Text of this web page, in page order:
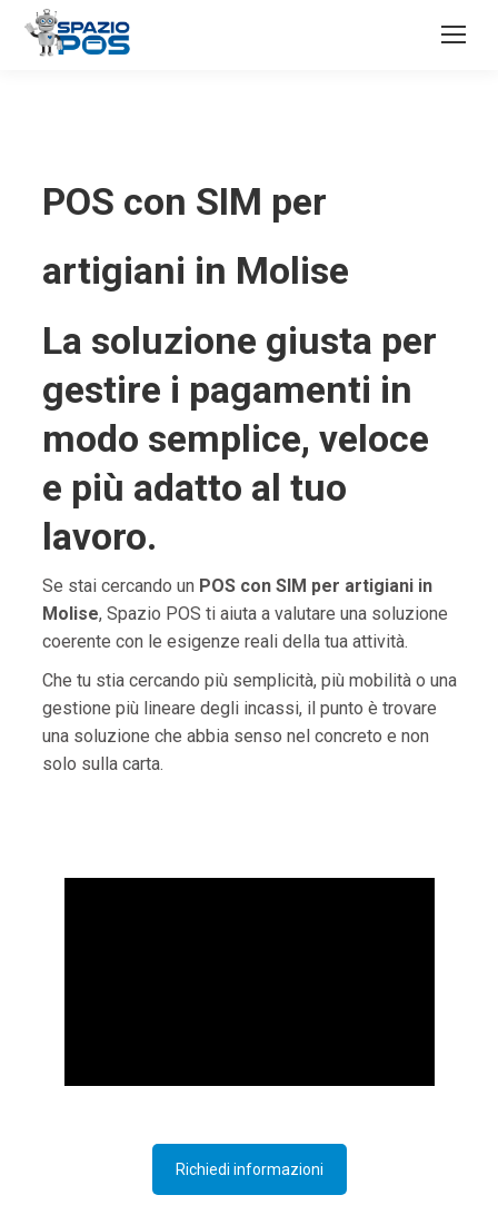
POS con SIM per
artigiani in Molise
La soluzione giusta per
gestire i pagamenti in
modo semplice, veloce
e più adatto al tuo
lavoro.
Se stai cercando un POS con SIM per artigiani in
Molise, Spazio POS ti aiuta a valutare una soluzione
coerente con le esigenze reali della tua attività.
Che tu stia cercando più semplicità, più mobilità o una
gestione più lineare degli incassi, il punto è trovare
una soluzione che abbia senso nel concreto e non
solo sulla carta.
Richiedi informazioni